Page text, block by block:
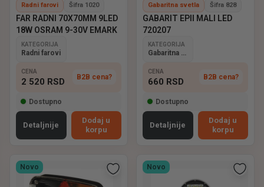
Radni farovi Šifra 1020
FAR RADNI 70X70MM 9LED
18W OSRAM 9-30V EMARK
KATEGORIJA
Radni farovi
CENA
2 520 RSD B2B cena?
Dostupno
Detaljnije
Dodaj u
korpu
Gabaritna svetla Šifra 828
GABARIT EPII MALI LED
720207
KATEGORIJA
CENA
660 RSD B2B cena?
Dostupno
Detaljnije
Dodaj u
korpu
Novo Novo